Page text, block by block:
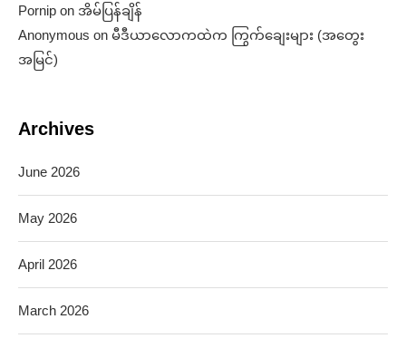
Pornip on အိမ်ပြန်ချိန်
Anonymous on မီဒီယာလောကထဲက ကြွက်ချေးများ (အတွေး
အမြင်)
Archives
June 2026
May 2026
April 2026
March 2026